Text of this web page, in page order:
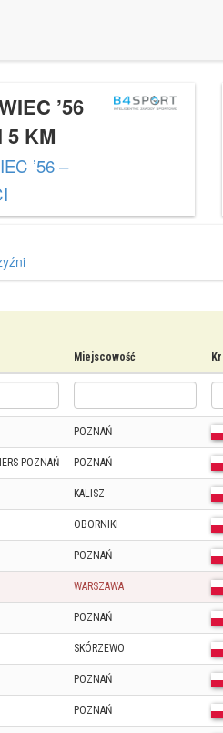
’56
5 KM
’56 –
Miejscowość
POZNAŃ
POZNAŃ POZNAŃ
KALISZ
OBORNIKI
POZNAŃ
WARSZAWA
POZNAŃ
SKÓRZEWO
POZNAŃ
POZNAŃ